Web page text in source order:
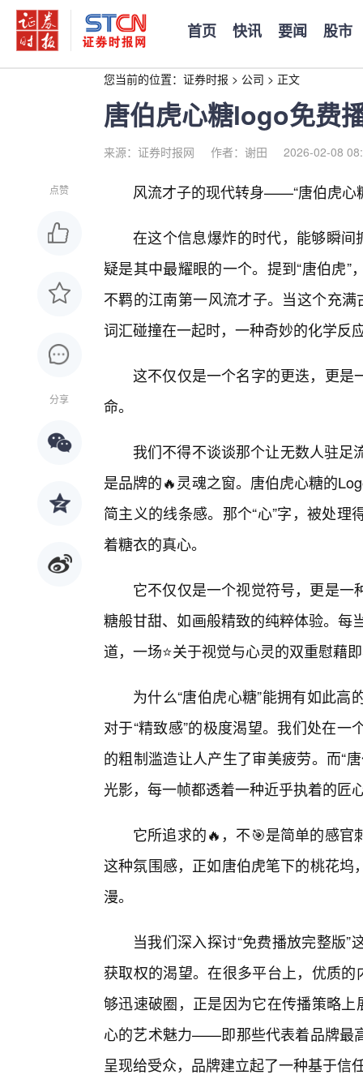
首页 快讯 要闻 股市
您当前的位置： 证券时报 > 公司 > 正文
唐伯虎心糖logo免费
来源：证券时报网 作者：谢田 2026-02-08
点赞
分享
风流才子的现代转身——“唐伯虎心
在这个信息爆炸的时代，能够瞬间
疑是其中最耀眼的一个。提到“唐伯虎
不羁的江南第一风流才子。当这个充
词汇碰撞在一起时，一种奇妙的化学反
这不仅仅是一个名字的更迭，更是
命。
我们不得不谈谈那个让无数人驻足
是品牌的🔥灵魂之窗。唐伯虎心糖的
简主义的线条感。那个“心”字，被处
着糖衣的真心。
它不仅仅是一个视觉符号，更是
糖般甘甜、如画般精致的纯粹体验。每
道，一场⭐关于视觉与心灵的双重慰藉
为什么“唐伯虎心糖”能拥有如此
对于“精致感”的极度渴望。我们处在
的粗制滥造让人产生了审美疲劳。而“
光影，每一帧都透着一种近乎执着的匠
它所追求的🔥，不🎯是简单的感
这种氛围感，正如唐伯虎笔下的桃花
漫。
当我们深入探讨“免费播放完整版
获取权的渴望。在很多平台上，优质
够迅速破圈，正是因为它在传播策略
心的艺术魅力——即那些代表着品牌最
呈现给受众，品牌建立起了一种基于信